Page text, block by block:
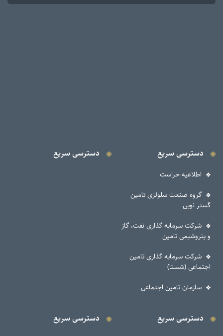
دسترسی سریع
اطلاعیه حراست
گروه صنعت سلولزی تامین
گستر نوین
شرکت سرمایه گذاری نفت، گاز
و پتروشیمی تامین
شرکت سرمایه گذاری تامین
اجتماعی (شستا)
سازمان تامین اجتماعی
دسترسی سریع
دسترسی سریع دسترسی سریع